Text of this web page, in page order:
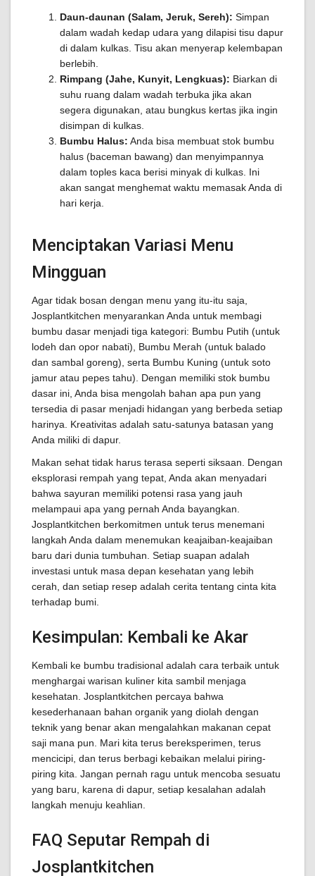
Daun-daunan (Salam, Jeruk, Sereh): Simpan
dalam wadah kedap udara yang dilapisi tisu dapur
di dalam kulkas. Tisu akan menyerap kelembapan
berlebih.
Rimpang (Jahe, Kunyit, Lengkuas): Biarkan di
suhu ruang dalam wadah terbuka jika akan
segera digunakan, atau bungkus kertas jika ingin
disimpan di kulkas.
Bumbu Halus: Anda bisa membuat stok bumbu
halus (baceman bawang) dan menyimpannya
dalam toples kaca berisi minyak di kulkas. Ini
akan sangat menghemat waktu memasak Anda di
hari kerja.
Menciptakan Variasi Menu
Mingguan
Agar tidak bosan dengan menu yang itu-itu saja,
Josplantkitchen menyarankan Anda untuk membagi
bumbu dasar menjadi tiga kategori: Bumbu Putih (untuk
lodeh dan opor nabati), Bumbu Merah (untuk balado
dan sambal goreng), serta Bumbu Kuning (untuk soto
jamur atau pepes tahu). Dengan memiliki stok bumbu
dasar ini, Anda bisa mengolah bahan apa pun yang
tersedia di pasar menjadi hidangan yang berbeda setiap
harinya. Kreativitas adalah satu-satunya batasan yang
Anda miliki di dapur.
Makan sehat tidak harus terasa seperti siksaan. Dengan
eksplorasi rempah yang tepat, Anda akan menyadari
bahwa sayuran memiliki potensi rasa yang jauh
melampaui apa yang pernah Anda bayangkan.
Josplantkitchen berkomitmen untuk terus menemani
langkah Anda dalam menemukan keajaiban-keajaiban
baru dari dunia tumbuhan. Setiap suapan adalah
investasi untuk masa depan kesehatan yang lebih
cerah, dan setiap resep adalah cerita tentang cinta kita
terhadap bumi.
Kesimpulan: Kembali ke Akar
Kembali ke bumbu tradisional adalah cara terbaik untuk
menghargai warisan kuliner kita sambil menjaga
kesehatan. Josplantkitchen percaya bahwa
kesederhanaan bahan organik yang diolah dengan
teknik yang benar akan mengalahkan makanan cepat
saji mana pun. Mari kita terus bereksperimen, terus
mencicipi, dan terus berbagi kebaikan melalui piring-
piring kita. Jangan pernah ragu untuk mencoba sesuatu
yang baru, karena di dapur, setiap kesalahan adalah
langkah menuju keahlian.
FAQ Seputar Rempah di
Josplantkitchen